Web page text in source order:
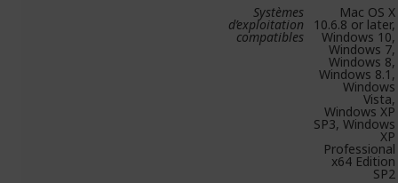
Systèmes
d’exploitation
compatibles
Mac OS X
10.6.8 or later,
Windows 10,
Windows 7,
Windows 8,
Windows 8.1,
Windows
Vista,
Windows XP
SP3, Windows
XP
Professional
x64 Edition
SP2